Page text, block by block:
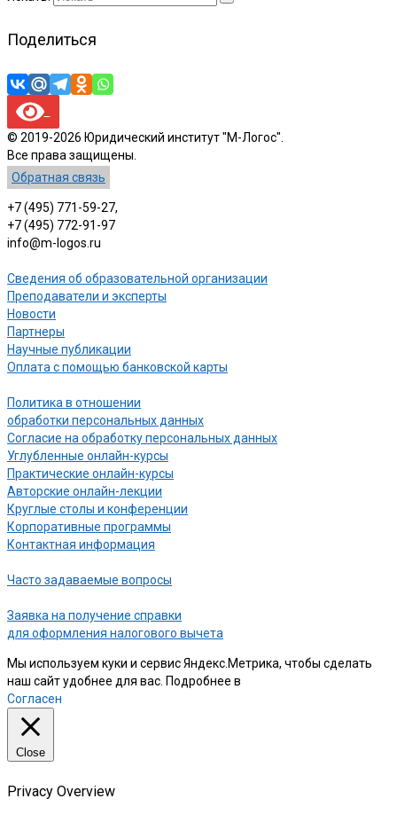
Поделиться
© 2019-2026 Юридический институт "М-Логос".
Все права защищены.
Обратная связь
+7 (495) 771-59-27,
+7 (495) 772-91-97
info@m-logos.ru
Сведения об образовательной организации
Преподаватели и эксперты
Новости
Партнеры
Научные публикации
Оплата с помощью банковской карты
Политика в отношении
обработки персональных данных
Согласие на обработку персональных данных
Углубленные онлайн-курсы
Практические онлайн-курсы
Авторские онлайн-лекции
Круглые столы и конференции
Корпоративные программы
Контактная информация
Часто задаваемые вопросы
Заявка на получение справки
для оформления налогового вычета
Мы используем куки и сервис Яндекс.Метрика, чтобы сделать
наш сайт удобнее для вас. Подробнее в
Согласен
Close
Privacy Overview